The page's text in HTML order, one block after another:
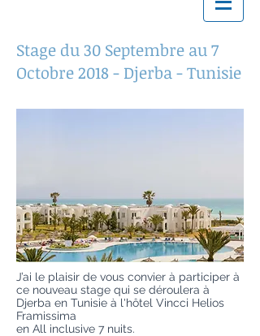
Stage du 30 Septembre au 7
Octobre 2018 - Djerba - Tunisie
J’ai le plaisir de vous convier à participer à
ce nouveau stage qui se déroulera à
Djerba en Tunisie à l'hôtel Vincci Helios
Framissima
en All inclusive 7 nuits.